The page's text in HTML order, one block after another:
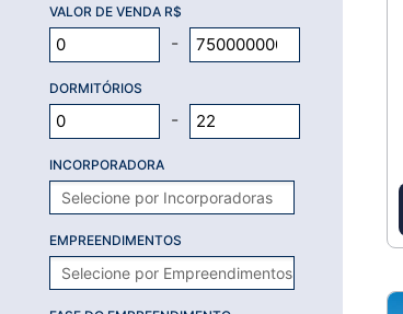
VALOR DE VENDA R$
-
DORMITÓRIOS
-
INCORPORADORA
EMPREENDIMENTOS